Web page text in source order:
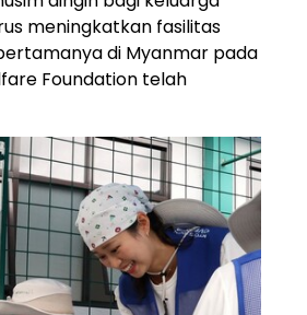
meningkatkan fasilitas
di Myanmar pada
Foundation telah